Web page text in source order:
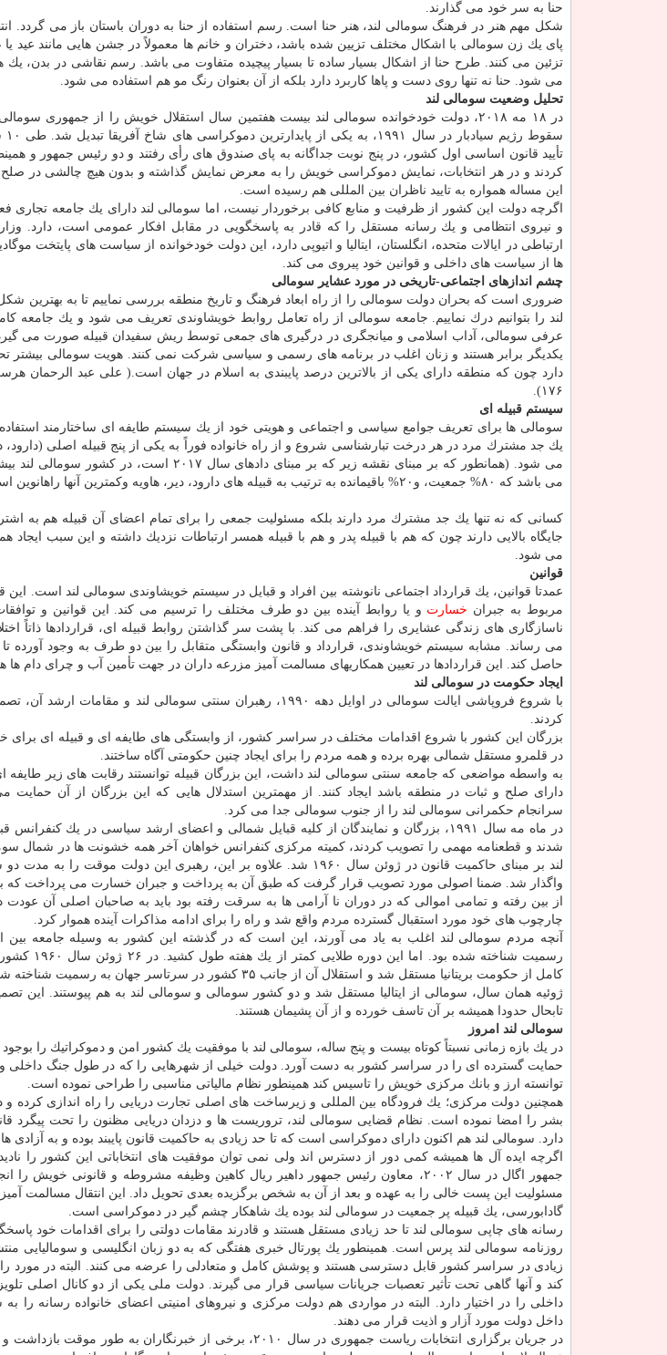
حنا به سر خود می گذارند.
شكل مهم هنر در فرهنگ سومالی ­لند، هنر حنا است. رسم استفاده از حنا به دوران باستان باز می گردد.
پای یك زن سومالی با اشكال مختلف تزیین شده باشد، دختران و خانم ها معمولاً در جشن­ هایی مانند عید
تزئین می كنند. طرح حنا از اشكال بسیار ساده تا بسیار پیچیده متفاوت می باشد. رسم نقاشی در بدن، یك
می شود. حنا نه تنها روی دست و پاها كاربرد دارد بلكه از آن بعنوان رنگ مو هم استفاده می شود.
تحلیل وضعیت سومالی ­لند
در ۱۸ مه ۲۰۱۸، دولت خودخوانده سومالی ­لند بیست هفتمین سال استقلال خویش را از جمهوری
تأیید قانون اساسی اول كشور، در پنج نوبت جداگانه به پای صندوق های رأی رفتند و دو رئیس جمهور و
كردند و در هر انتخابات، نمایش دموكراسی خویش را به معرض نمایش گذاشته و بدون هیچ چالشی در صلح
این مساله همواره به تایید ناظران بین المللی هم رسیده است.
اگرچه دولت این كشور از ظرفیت و منابع كافی برخوردار نیست، اما سومالی ­لند دارای یك جامعه
و نیروی انتظامی و یك رسانه مستقل را كه قادر به پاسخگویی در مقابل افكار عمومی است، دارد.
ارتباطی در ایالات متحده، انگلستان، ایتالیا و اتیوپی دارد، این دولت خودخوانده از سیاست­ های پایتخت
ها از سیاست های داخلی و قوانین خود پیروی می كند.
چشم اندازهای اجتماعی-تاریخی در مورد عشایر سومالی
ضروری است كه بحران دولت سومالی را از راه ابعاد فرهنگ و تاریخ منطقه بررسی نماییم تا به بهترین
لند را بتوانیم درك نماییم. جامعه سومالی از راه تعامل روابط خویشاوندی تعریف می شود و یك جامعه
عرفی سومالی، آداب اسلامی و میانجگری در درگیری های جمعی توسط ریش سفیدان قبیله صورت می گیرد.
یكدیگر برابر هستند و زنان اغلب در برنامه های رسمی و سیاسی شركت نمی كنند. هویت سومالی بیشتر
۱۷۶).
سیستم قبیله ای
سومالی ها برای تعریف جوامع سیاسی و اجتماعی و هویتی خود از یك سیستم طایفه­ ای ساختارمند استفاده
یك جد مشترك مرد در هر درخت تبارشناسی شروع و از راه خانواده فوراً به یكی از پنج قبیله اصلی (دارود،
می شود. (همانطور كه بر مبنای نقشه زیر كه بر مبنای
می باشد كه ۸۰% جمعیت، و۲۰% باقیمانده به ترتیب به قبیله های دارود، دیر، هاویه وكمترین آنها راهانوین است.*)
كسانی كه نه تنها یك جد مشترك مرد دارند بلكه مسئولیت جمعی را برای تمام اعضای آن قبیله هم به
جایگاه بالایی دارند چون كه هم با قبیله پدر و هم با قبیله همسر ارتباطات نزدیك داشته و این سبب
می شود.
قوانین
عمدتا قوانین، یك قرارداد اجتماعی نانوشته بین افراد و قبایل در سیستم خویشاوندی سومالی ­لند است. این
مربوط به جبران خسارت و یا روابط آینده بین دو طرف مختلف را ترسیم می كند. این قوانین و
ناسازگاری های زندگی عشایری را فراهم می­ كند. با پشت سر گذاشتن روابط قبیله ­ای، قراردادها ذاتاً
می ­رساند. مشابه سیستم خویشاوندی، قرارداد و قانون وابستگی متقابل را بین دو طرف به وجود آورده
حاصل كند. این قراردادها در تعیین همكاریهای مسالمت آمیز مزرعه داران در جهت تأمین آب و چرای دام
ایجاد حكومت در سومالی­ لند
با شروع فروپاشی ایالت سومالی در اوایل دهه ۱۹۹۰، رهبران سنتی سومالی­ لند
كردند.
بزرگان این كشور با شروع اقدامات مختلف در سراسر كشور، از وابستگی های طایفه ای و قبیله ای برای
در قلمرو مستقل شمالی بهره برده و همه مردم را برای ایجاد چنین حكومتی آگاه ساختند.
به واسطه مواضعی كه جامعه سنتی سومالی­ لند داشت، این بزرگان قبیله توانستند رقابت های زیر طایفه
دارای صلح و ثبات در منطقه باشد ایجاد كنند. از مهمترین استدلال­ هایی كه این بزرگان از آن
سرانجام حكمرانی سومالی ­لند را از جنوب سومالی جدا می كرد.
شدند و قطعنامه مهمی را تصویب كردند، كمیته مركزی كنفرانس خواهان آخر همه خشونت ها در شمال
لند بر مبنای حاكمیت قانون در ژوئن سال ۱۹۶۰ شد. علاوه بر این، رهبری این دولت
واگذار شد. ضمنا اصولی مورد تصویب قرار گرفت كه طبق آن به پرداخت و جبران خسارت می­ پرداخت كه
از بین رفته و تمامی اموالی كه در دوران نا آرامی ها به سرقت رفته بود باید به صاحبان اصلی آن
چارچوب های خود مورد استقبال گسترده مردم واقع شد و راه را برای ادامه مذاكرات آینده هموار كرد.
آنچه مردم سومالی لند اغلب به یاد می آورند، این است كه در گذشته این كشور به وسیله جامعه بین
رسمیت شناخته
كامل از حكومت بریتانیا مستقل شد و استقلال آن از جانب ۳۵ كشور در
ژوئیه همان سال، سومالی از ایتالیا مستقل شد و دو كشور سومالی و سومالی لند به هم پیوستند. این
تابحال حدودا همیشه بر آن تاسف خورده و از آن پشیمان هستند.
سومالی ­لند امروز
در یك بازه زمانی نسبتاً كوتاه بیست و پنج ساله، سومالی ­لند با موفقیت یك كشور امن و دموكراتیك را
حمایت گسترده ای را در سراسر كشور به دست آورد. دولت خیلی از شهرهایی را كه در طول جنگ داخلی
توانسته ارز و بانك مركزی خویش را تاسیس كند همینطور نظام مالیاتی مناسبی را طراحی نموده است.
همچنین دولت مركزی؛ یك فرودگاه بین المللی و زیرساخت های اصلی تجارت دریایی را راه اندازی كرده و
بشر را امضا نموده است. نظام قضایی سومالی­ لند، تروریست ها و دزدان دریایی مظنون را تحت پیگرد
دارد. سومالی ­لند هم اكنون دارای دموكراسی است كه تا حد زیادی به حاكمیت قانون پایبند بوده و به آزادی
اگرچه ایده آل ها همیشه كمی دور از دسترس اند ولی نمی توان موفقیت های انتخاباتی این كشور را
جمهور اگال در سال ۲۰۰۲، معاون رئیس جمهور داهیر ریال كاهین وظیفه مشروطه و قانونی
مسئولیت این پست خالی را به عهده و بعد از آن به شخص برگزیده بعدی تحویل داد. این انتقال مسالمت آمیز
گادابورسی، یك قبیله پر جمعیت در سومالی ­لند بوده یك شاهكار چشم گیر در دموكراسی است.
رسانه های چاپی سومالی لند تا حد زیادی مستقل هستند و قادرند مقامات دولتی را برای اقدامات خود
روزنامه سومالی ­لند پرس است. همینطور یك پورتال خبری هفتگی كه به دو زبان انگلیسی و سومالیایی
زیادی در سراسر كشور قابل دسترسی هستند و پوشش كامل و متعادلی را عرضه می كنند. البته در مورد
كند و آنها گاهی تحت تأثیر تعصبات جریانات سیاسی قرار می گیرند. دولت ملی یكی از دو كانال اصلی
داخلی را در اختیار دارد. البته در مواردی هم دولت مركزی و نیروهای امنیتی اعضای خانواده رسانه
داخل دولت مورد آزار و اذیت قرار می دهند.
در جریان برگزاری انتخابات ریاست ­جمهوری در سال ۲۰۱۰، برخی از